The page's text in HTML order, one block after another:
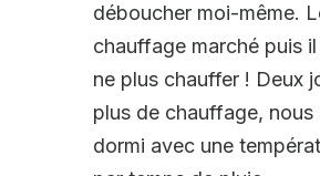
déboucher moi-même.
chauffage marché puis
ne plus chauffer ! Deux
plus de chauffage,
dormi avec une